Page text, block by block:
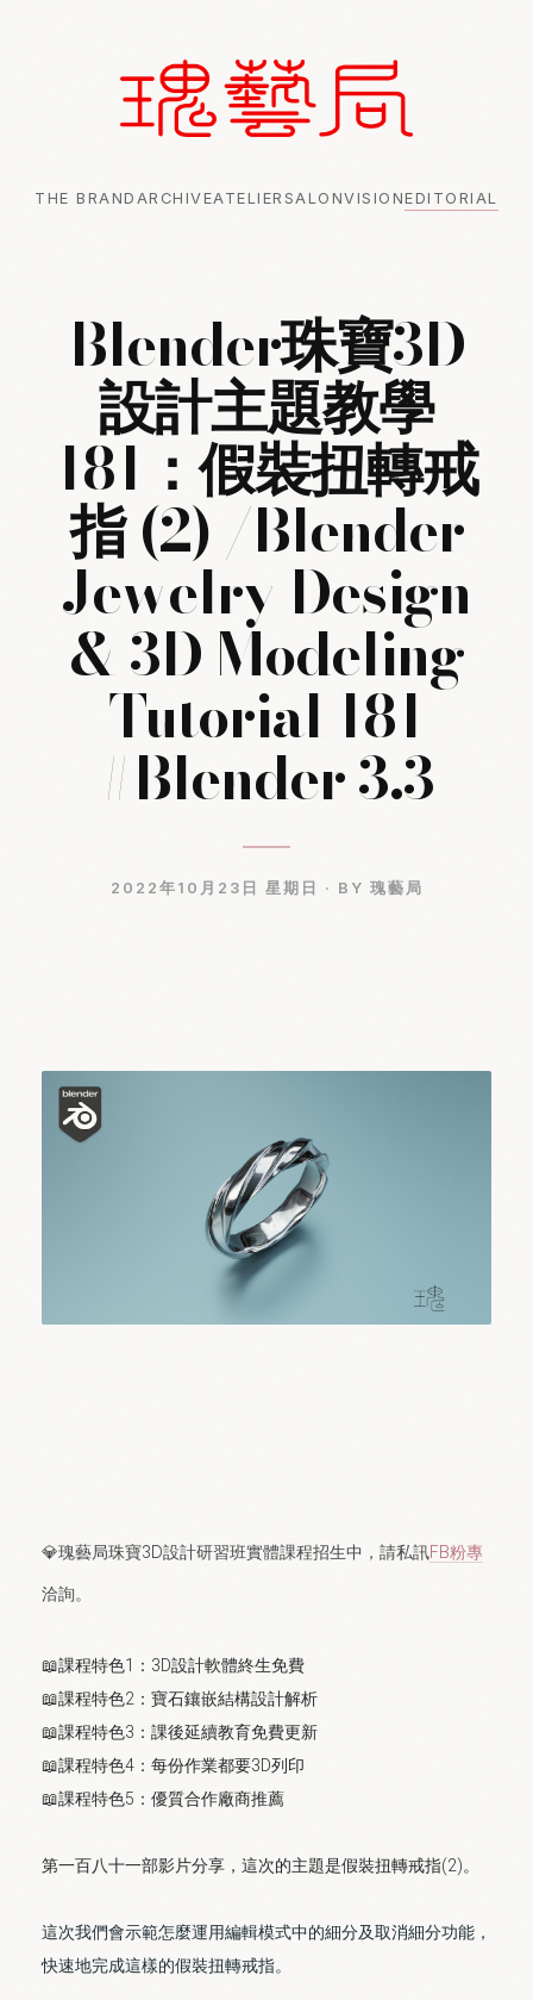
THE BRAND ARCHIVEATELIER SALONVISIONEDITORIAL
Blender珠寶3D
設計主題教學
181：假裝扭轉戒
指 (2) /Blender
Jewelry Design
& 3D Modeling
Tutorial 181
#Blender 3.3
2022年10月23日 星期日 · BY 瑰藝局
💎瑰藝局珠寶3D設計研習班實體課程招生中，請私訊FB粉專
洽詢。
📖課程特色1：3D設計軟體終生免費
📖課程特色2：寶石鑲嵌結構設計解析
📖課程特色3：課後延續教育免費更新
📖課程特色4：每份作業都要3D列印
📖課程特色5：優質合作廠商推薦
第一百八十一部影片分享，這次的主題是假裝扭轉戒指(2)。
這次我們會示範怎麼運用編輯模式中的細分及取消細分功能，
快速地完成這樣的假裝扭轉戒指。